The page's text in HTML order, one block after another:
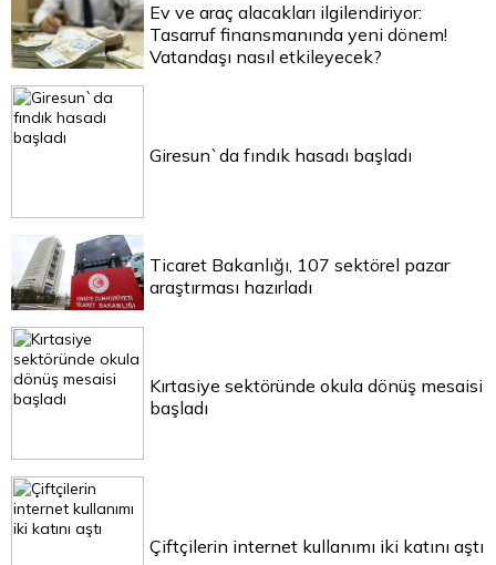
Ev ve araç alacakları ilgilendiriyor:
Tasarruf finansmanında yeni dönem!
Vatandaşı nasıl etkileyecek?
Giresun`da fındık hasadı başladı
Ticaret Bakanlığı, 107 sektörel pazar
araştırması hazırladı
Kırtasiye sektöründe okula dönüş mesaisi
başladı
Çiftçilerin internet kullanımı iki katını aştı